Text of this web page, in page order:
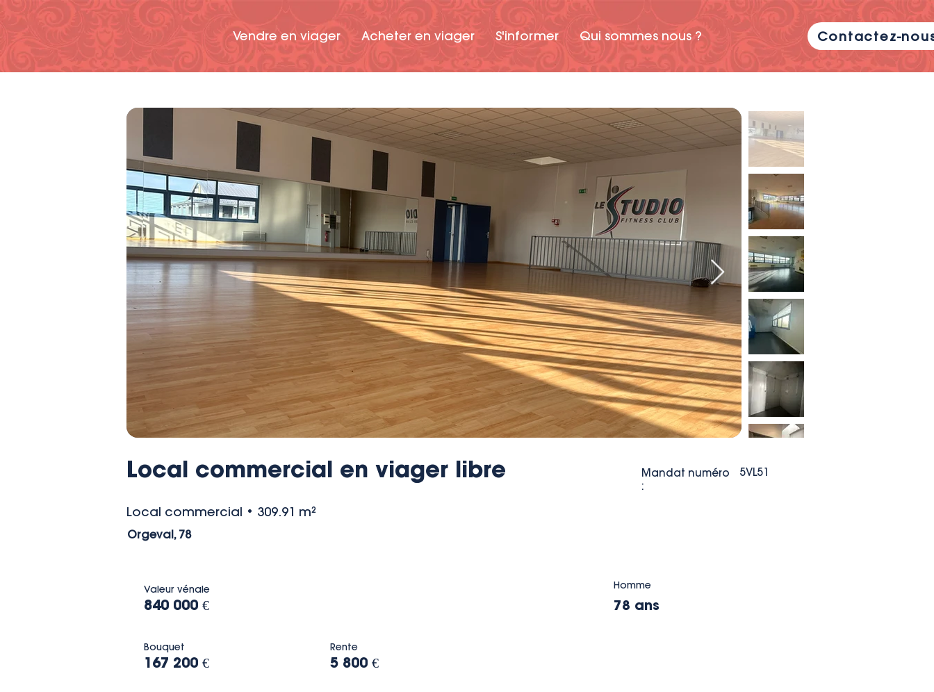
Vendre en viager Acheter en viager S'informer Qui sommes nous ? Contactez-
Local commercial en viager libre
Mandat numéro
:
5VL51
Local commercial • 309.91 m²
Orgeval, 78
Valeur vénale
840 000 €
Bouquet
167 200 €
Rente
5 800 €
Homme
78 ans